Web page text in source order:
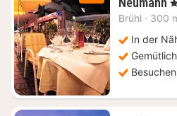
€
,
Brühl · 300
In der